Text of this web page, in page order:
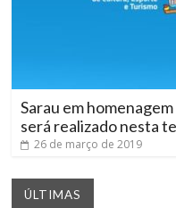
Sarau em
será realizado nesta
26 de março de 2019
ÚLTIMAS